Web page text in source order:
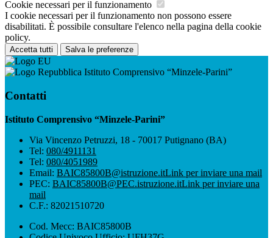
Cookie necessari per il funzionamento
I cookie necessari per il funzionamento non possono essere
disabilitati. È possibile consultare l'elenco nella pagina della cookie
policy.
Accetta tutti Salva le preferenze
Istituto Comprensivo “Minzele-Parini”
Contatti
Istituto Comprensivo “Minzele-Parini”
Via Vincenzo Petruzzi, 18 - 70017 Putignano (BA)
Tel: 080/4911131
Tel: 080/4051989
Email: BAIC85800B@istruzione.itLink per inviare una mail
PEC: BAIC85800B@PEC.istruzione.itLink per inviare una
mail
C.F.: 82021510720
Cod. Mecc: BAIC85800B